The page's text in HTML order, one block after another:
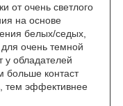
от очень светлого
на основе
белых/седых,
очень темной
у обладателей
больше контаст
тем эффективнее